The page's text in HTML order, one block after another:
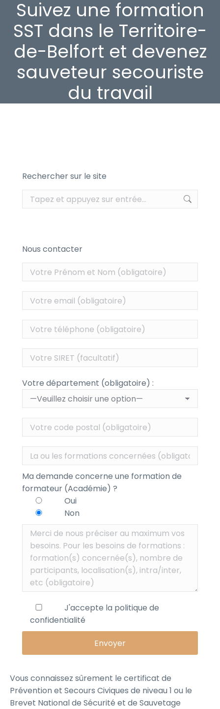
Suivez une formation
SST dans le Territoire-
de-Belfort et devenez
sauveteur secouriste
du travail
Rechercher sur le site
Recherche
:
Nous contacter
Votre département (obligatoire) :
Ma demande concerne une formation de
formateur (Académie) ?
Oui
Non
J'accepte la politique de
confidentialité
Vous connaissez sûrement le certificat de
Prévention et Secours Civiques de niveau 1 ou le
Brevet National de Sécurité et de Sauvetage